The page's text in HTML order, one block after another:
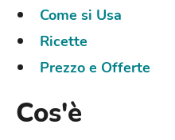
Come si Usa
Ricette
Prezzo e Offerte
Cos'è